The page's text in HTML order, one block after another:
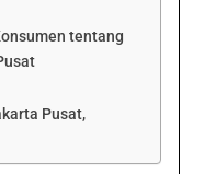
tentang
Pusat,